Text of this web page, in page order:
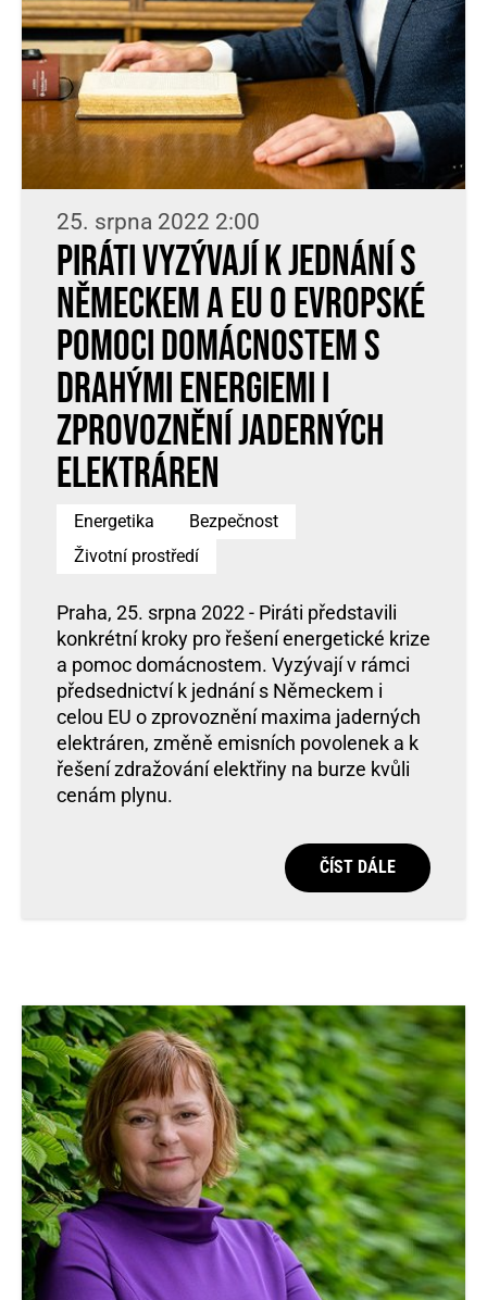
25. srpna 2022 2:00
Piráti vyzývají k jednání s
Německem a EU o evropské
pomoci domácnostem s
drahými energiemi i
zprovoznění jaderných
elektráren
Energetika
Bezpečnost
Životní prostředí
Praha, 25. srpna 2022 - Piráti představili
konkrétní kroky pro řešení energetické krize
a pomoc domácnostem. Vyzývají v rámci
předsednictví k jednání s Německem i
celou EU o zprovoznění maxima jaderných
elektráren, změně emisních povolenek a k
řešení zdražování elektřiny na burze kvůli
cenám plynu.
ČÍST DÁLE